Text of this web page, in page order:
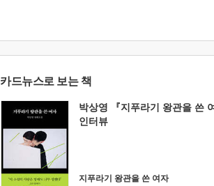
카드뉴스로 보는 책
박상영 『지푸라기 왕관을 쓴
인터뷰
지푸라기 왕관을 쓴 여자